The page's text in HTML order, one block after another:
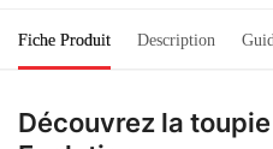
Fiche Produit Description
Découvrez la